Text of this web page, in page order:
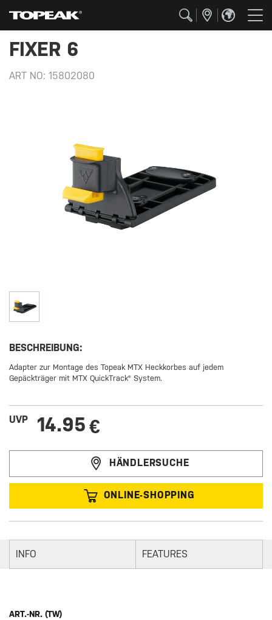
FIXER 6
ART NO: 15802080
BESCHREIBUNG:
Adapter zur Montage des Topeak MTX Heckkorbes auf jedem
Gepäckträger mit MTX QuickTrack® System.
UVP 14.95 €
HÄNDLERSUCHE
ONLINE-SHOPPING
INFO FEATURES
ART.-NR. (TW)